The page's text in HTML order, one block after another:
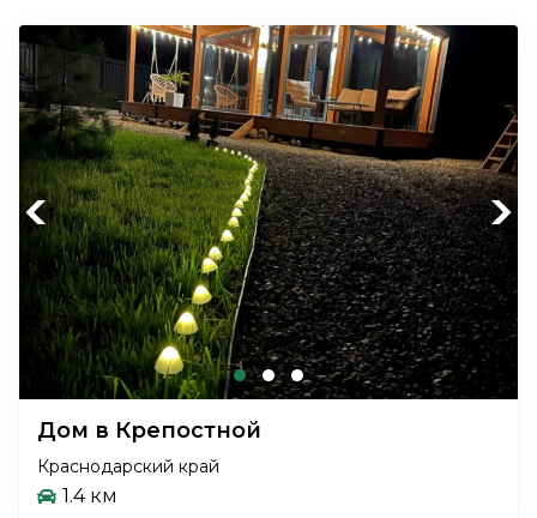
Previous Next
Дом в Крепостной
Краснодарский край
1.4 км